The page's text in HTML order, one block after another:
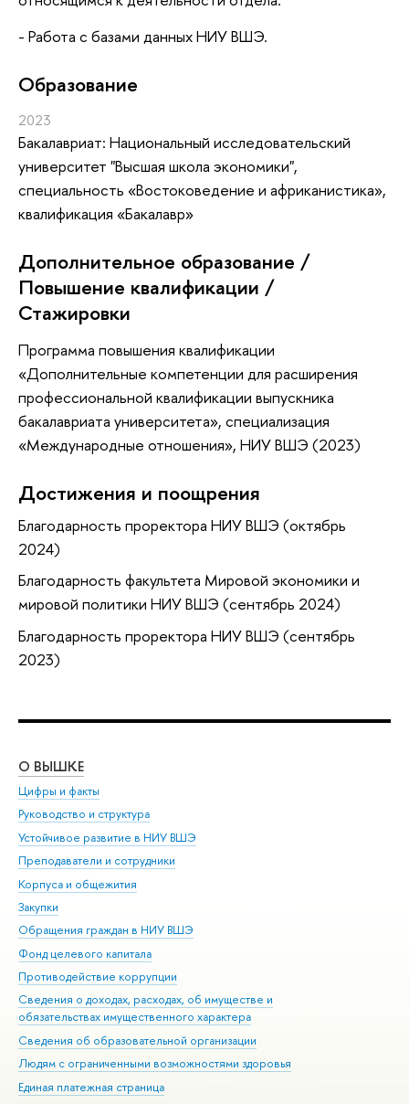
- Работа с базами данных НИУ ВШЭ.
Oбразование
2023
Бакалавриат: Национальный исследовательский
университет "Высшая школа экономики",
специальность «Востоковедение и африканистика»,
квалификация «Бакалавр»
Дополнительное образование /
Повышение квалификации /
Стажировки
Программа повышения квалификации
«Дополнительные компетенции для расширения
профессиональной квалификации выпускника
бакалавриата университета», специализация
«Международные отношения», НИУ ВШЭ (2023)
Достижения и поощрения
Благодарность проректора НИУ ВШЭ (октябрь
2024)
Благодарность факультета Мировой экономики и
мировой политики НИУ ВШЭ (сентябрь 2024)
Благодарность проректора НИУ ВШЭ (сентябрь
2023)
О ВЫШКЕ
Цифры и факты
Руководство и структура
Устойчивое развитие в НИУ ВШЭ
Преподаватели и сотрудники
Корпуса и общежития
Закупки
Обращения граждан в НИУ ВШЭ
Фонд целевого капитала
Противодействие коррупции
Сведения о доходах, расходах, об имуществе и
обязательствах имущественного характера
Сведения об образовательной организации
Людям с ограниченными возможностями здоровья
Единая платежная страница